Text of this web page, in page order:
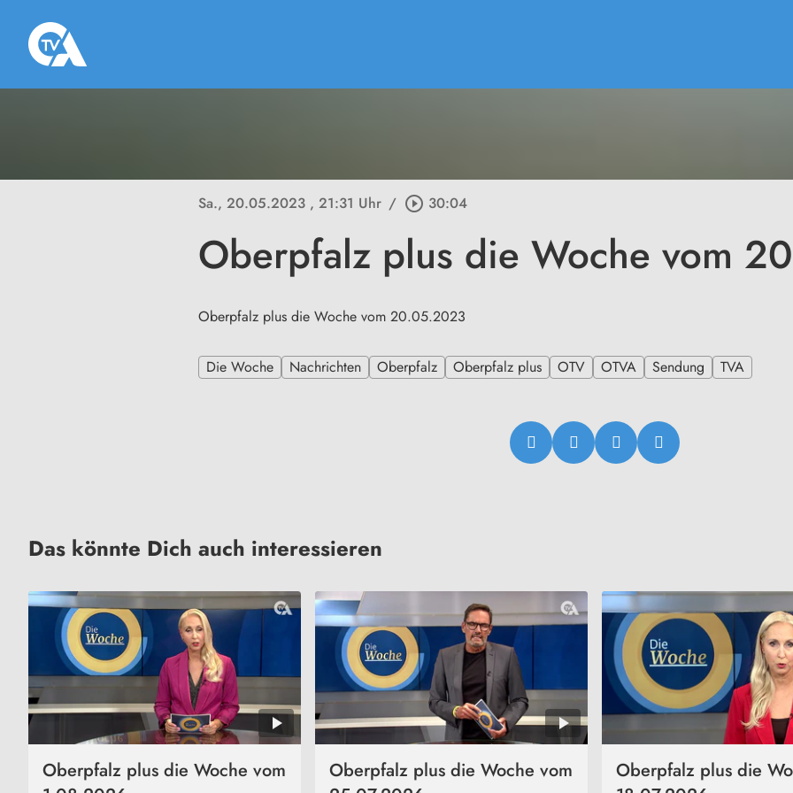
Sa., 20.05.2023 , 21:31 Uhr / play_circle_outline 30:04
Oberpfalz plus die Woche vom
Oberpfalz plus die Woche vom 20.05.2023
Die Woche Nachrichten Oberpfalz Oberpfalz plus OTV OTVA Sendung TVA
Das könnte Dich auch interessieren
Oberpfalz plus die Woche vom
Oberpfalz plus die Woche vom
Oberpfalz plus die